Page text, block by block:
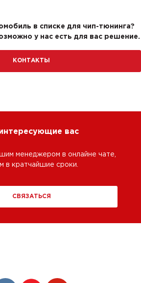
в списке для чип-тюнинга?
у нас есть для вас решение.
КОНТАКТЫ
вас
менеджером в онлайне чате,
в кратчайшие сроки.
СВЯЗАТЬСЯ